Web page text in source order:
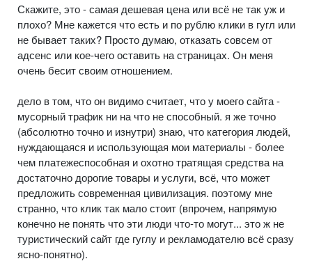
Скажите, это - самая дешевая цена или всё не так уж и
плохо? Мне кажется что есть и по рублю клики в гугл или
не бывает таких? Просто думаю, отказать совсем от
адсенс или кое-чего оставить на страницах. Он меня
очень бесит своим отношением.
дело в том, что он видимо считает, что у моего сайта -
мусорный трафик ни на что не способный. я же точно
(абсолютно точно и изнутри) знаю, что категория людей,
нуждающаяся и использующая мои материалы - более
чем платежеспособная и охотно тратящая средства на
достаточно дорогие товары и услуги, всё, что может
предложить современная цивилизация. поэтому мне
странно, что клик так мало стоит (впрочем, напрямую
конечно не понять что эти люди что-то могут... это ж не
туристический сайт где гуглу и рекламодателю всё сразу
ясно-понятно).